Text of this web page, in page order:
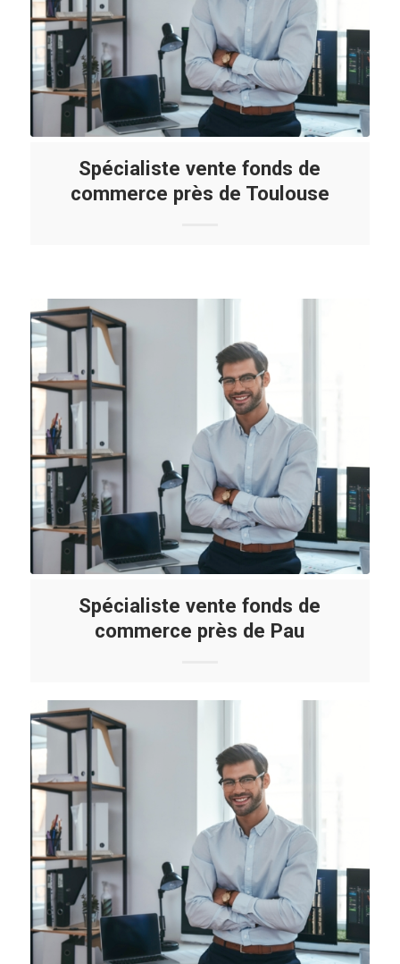
Spécialiste vente fonds de
commerce près de Toulouse
Spécialiste vente fonds de
commerce près de Pau